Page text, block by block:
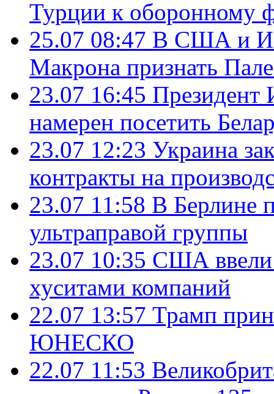
Турции к оборонному
25.07 08:47 В США и
Макрона признать
23.07 16:45 Президент
намерен посетить
23.07 12:23 Украина
контракты на
23.07 11:58 В Берлине
ультраправой группы
23.07 10:35 США ввели
хуситами компаний
22.07 13:57 Трамп
ЮНЕСКО
22.07 11:53